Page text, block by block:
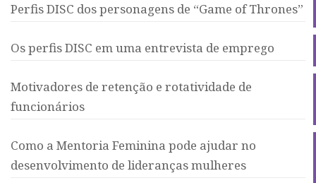
Perfis DISC dos personagens de “Game of Thrones”
Os perfis DISC em uma entrevista de emprego
Motivadores de retenção e rotatividade de
funcionários
Como a Mentoria Feminina pode ajudar no
desenvolvimento de lideranças mulheres